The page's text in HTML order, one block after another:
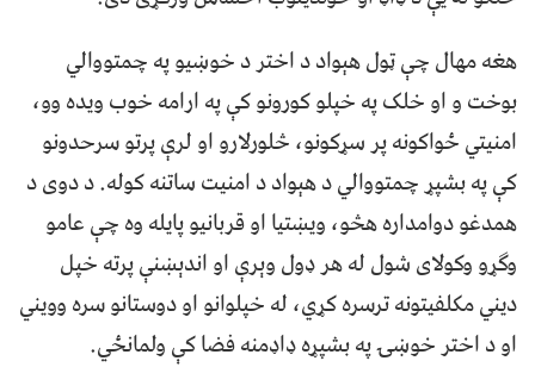
هغه مهال چې ټول هېواد د اختر د خوښیو په چمتووالي
بوخت و او خلک په خپلو کورونو کې په ارامه خوب ویده وو،
امنیتي ځواکونه پر سړکونو، څلورلارو او لرې پرتو سرحدونو
کې په بشپړ چمتووالي د هېواد د امنیت ساتنه کوله. د دوی د
همدغو دوامداره هڅو، ویښتیا او قربانیو پایله وه چې عامو
وګړو وکولای شول له هر ډول وېرې او اندېښنې پرته خپل
دیني مکلفیتونه ترسره کړي، له خپلوانو او دوستانو سره وویني
او د اختر خوښۍ په بشپړه ډاډمنه فضا کې ولمانځي.